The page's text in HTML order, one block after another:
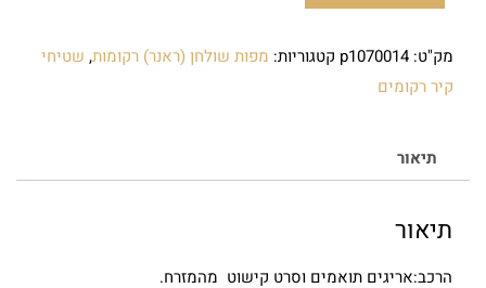
מק"ט: p1070014 קטגוריות: מפות שולחן (ראנר) רקומות, שטיחי
קיר רקומים
תיאור
תיאור
הרכב:אריגים תואמים וסרט קישוט מהמזרח.